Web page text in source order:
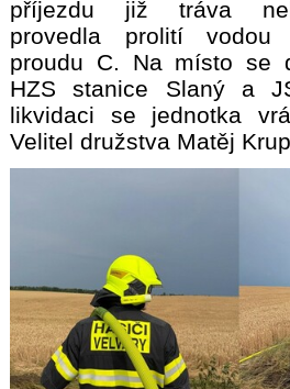
příjezdu již tráva
provedla prolití vodou
proudu C. Na místo se
HZS stanice Slaný a
likvidaci se jednotka
Velitel družstva Matěj